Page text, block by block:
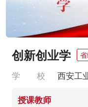
创新创业学
学 校 西安工
授课教师